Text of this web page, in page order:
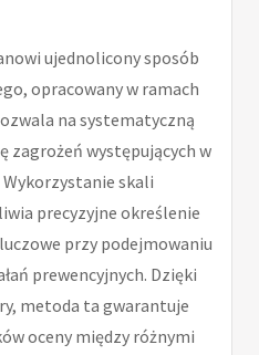
ujednolicony sposób
opracowany w ramach
na systematyczną
zagrożeń występujących w
Wykorzystanie skali
precyzyjne określenie
przy podejmowaniu
prewencyjnych. Dzięki
metoda ta gwarantuje
oceny między różnymi